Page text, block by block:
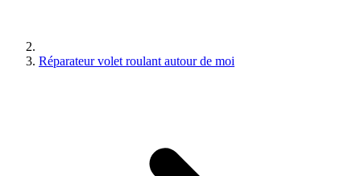
Réparateur volet roulant autour de moi